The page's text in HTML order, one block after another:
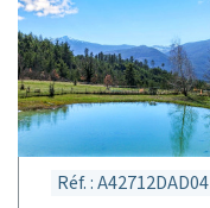
Réf. : A42712DAD04